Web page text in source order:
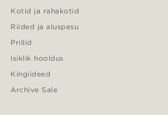
Kotid ja rahakotid
Riided ja aluspesu
Prillid
Isiklik hooldus
Kingiideed
Archive Sale